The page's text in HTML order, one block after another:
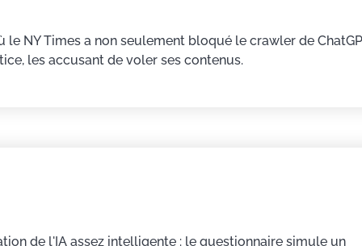
le NY Times a non seulement bloqué le crawler de
les accusant de voler ses contenus.
de l'IA assez intelligente : le questionnaire simule un